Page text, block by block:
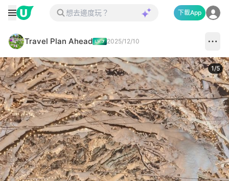
下載App
Travel Plan Ahead 2025/12/10
1/5